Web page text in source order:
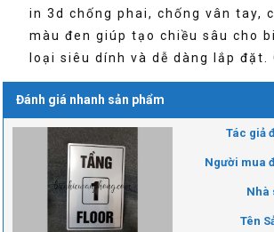
in 3d chống phai, chống vân tay,
màu đen giúp tạo chiều sâu cho
loại siêu dính và dễ dàng lắp
Đánh giá nhanh sản phẩm
Tác giả
Người mua
Nhà
Tên